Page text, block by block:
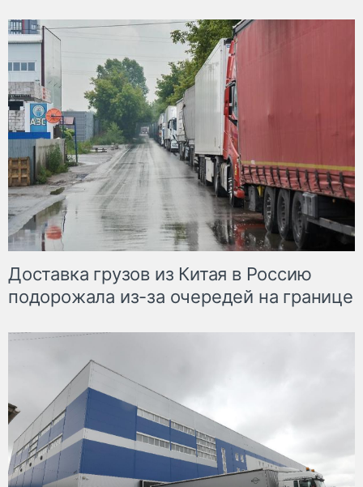
Доставка грузов из Китая в Россию
подорожала из-за очередей на границе